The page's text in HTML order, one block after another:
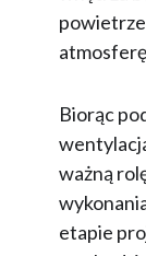
Biorąc
ważną
etapie